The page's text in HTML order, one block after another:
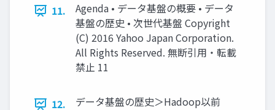
11.
Agenda • データ基盤の概要 • データ
基盤の歴史 • 次世代基盤 Copyright
(C) 2016 Yahoo Japan Corporation.
All Rights Reserved. 無断引用・転載
禁止 11
12.
データ基盤の歴史＞Hadoop以前